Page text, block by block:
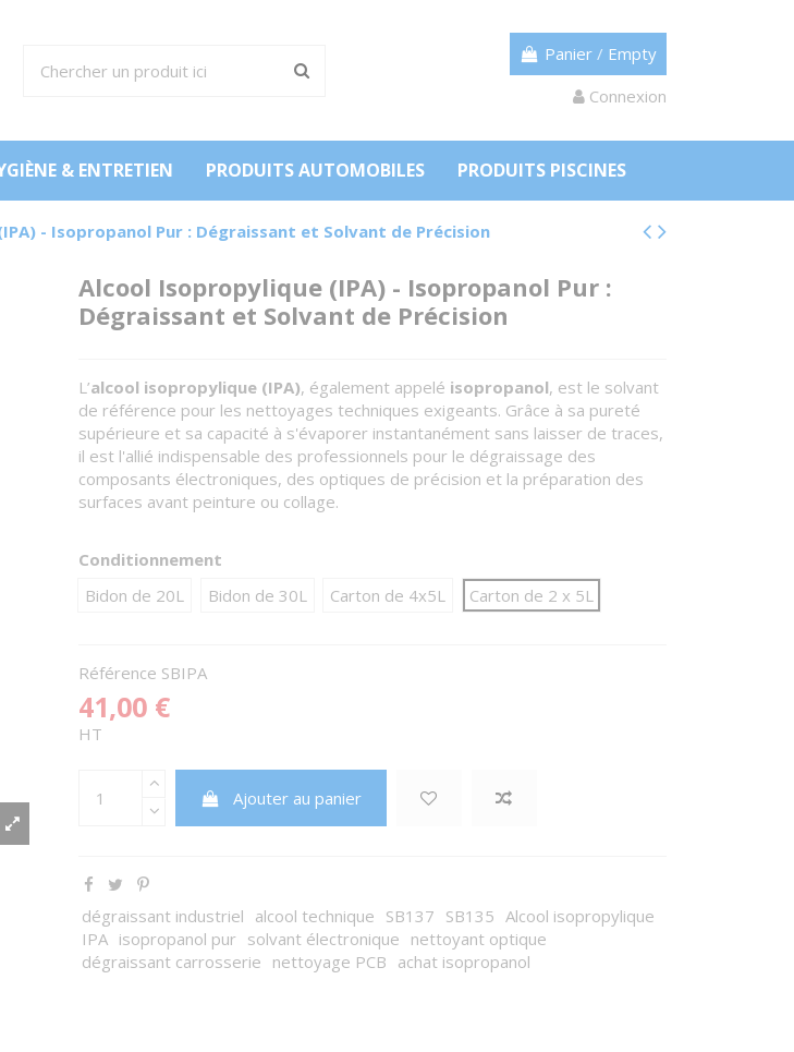
Panier / Empty
Connexion
& ENTRETIEN PRODUITS AUTOMOBILES PRODUITS PISCINES
- Isopropanol Pur : Dégraissant et Solvant de Précision
Alcool Isopropylique (IPA) - Isopropanol Pur :
Dégraissant et Solvant de Précision
L’alcool isopropylique (IPA), également appelé isopropanol, est le solvant
de référence pour les nettoyages techniques exigeants. Grâce à sa pureté
supérieure et sa capacité à s'évaporer instantanément sans laisser de traces,
il est l'allié indispensable des professionnels pour le dégraissage des
composants électroniques, des optiques de précision et la préparation des
surfaces avant peinture ou collage.
Conditionnement
Bidon de 20L
Bidon de 30L Carton de 4x5L Carton de 2 x 5L
Référence SBIPA
41,00 €
HT
Ajouter au panier
dégraissant industriel alcool technique SB137 SB135 Alcool isopropylique
IPA isopropanol pur solvant électronique nettoyant optique
dégraissant carrosserie nettoyage PCB achat isopropanol